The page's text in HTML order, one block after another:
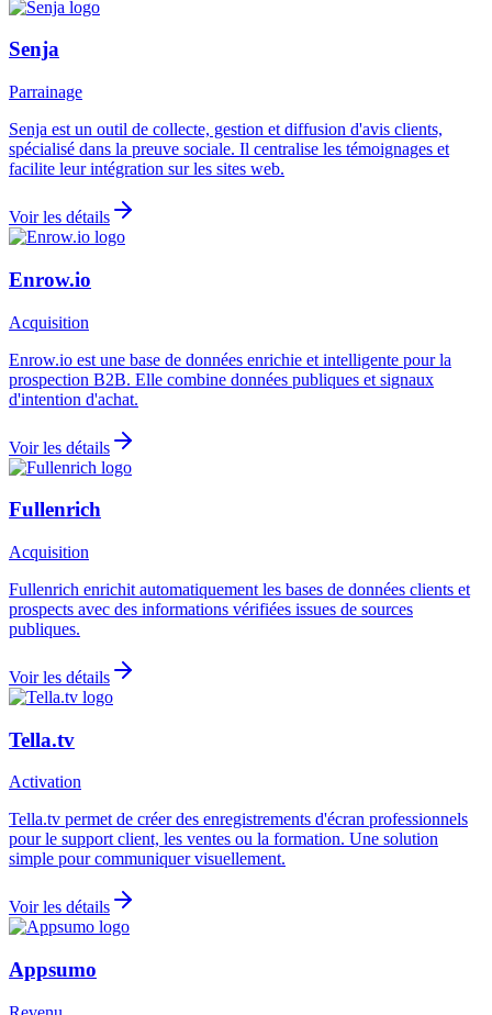
Senja
Parrainage
Senja est un outil de collecte, gestion et diffusion d'avis clients,
spécialisé dans la preuve sociale. Il centralise les témoignages et
facilite leur intégration sur les sites web.
Voir les détails
Enrow.io
Acquisition
Enrow.io est une base de données enrichie et intelligente pour la
prospection B2B. Elle combine données publiques et signaux
d'intention d'achat.
Voir les détails
Fullenrich
Acquisition
Fullenrich enrichit automatiquement les bases de données clients et
prospects avec des informations vérifiées issues de sources
publiques.
Voir les détails
Tella.tv
Activation
Tella.tv permet de créer des enregistrements d'écran professionnels
pour le support client, les ventes ou la formation. Une solution
simple pour communiquer visuellement.
Voir les détails
Appsumo